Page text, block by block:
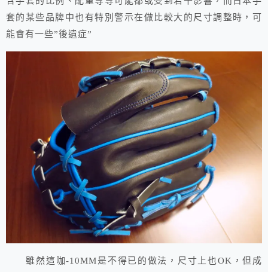
套的某些品牌中也有特別警示在做比較大的尺寸調整時，可
能會有一些”後遺症”
雖然這咖-10MM是不得已的做法，尺寸上也OK，但成